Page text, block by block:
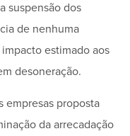
suspensão dos
de nenhuma
estimado aos
desoneração.
empresas proposta
da arrecadação